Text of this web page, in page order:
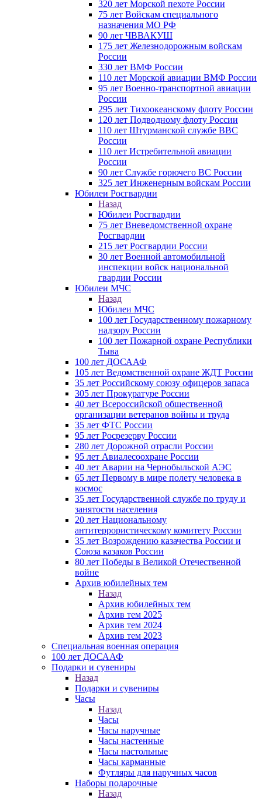
320 лет Морской пехоте России
75 лет Войскам специального
назначения МО РФ
90 лет ЧВВАКУШ
175 лет Железнодорожным войскам
России
330 лет ВМФ России
110 лет Морской авиации ВМФ России
95 лет Военно-транспортной авиации
России
295 лет Тихоокеанскому флоту России
120 лет Подводному флоту России
110 лет Штурманской службе ВВС
России
110 лет Истребительной авиации
России
90 лет Службе горючего ВС России
325 лет Инженерным войскам России
Юбилеи Росгвардии
Назад
Юбилеи Росгвардии
75 лет Вневедомственной охране
Росгвардии
215 лет Росгвардии России
30 лет Военной автомобильной
инспекции войск национальной
гвардии России
Юбилеи МЧС
Назад
Юбилеи МЧС
100 лет Государственному пожарному
надзору России
100 лет Пожарной охране Республики
Тыва
100 лет ДОСААФ
105 лет Ведомственной охране ЖДТ России
35 лет Российскому союзу офицеров запаса
305 лет Прокуратуре России
40 лет Всероссийской общественной
организации ветеранов войны и труда
35 лет ФТС России
95 лет Росрезерву России
280 лет Дорожной отрасли России
95 лет Авиалесоохране России
40 лет Аварии на Чернобыльской АЭС
65 лет Первому в мире полету человека в
космос
35 лет Государственной службе по труду и
занятости населения
20 лет Национальному
антитеррористическому комитету России
35 лет Возрождению казачества России и
Союза казаков России
80 лет Победы в Великой Отечественной
войне
Архив юбилейных тем
Назад
Архив юбилейных тем
Архив тем 2025
Архив тем 2024
Архив тем 2023
Специальная военная операция
100 лет ДОСААФ
Подарки и сувениры
Назад
Подарки и сувениры
Часы
Назад
Часы
Часы наручные
Часы настенные
Часы настольные
Часы карманные
Футляры для наручных часов
Наборы подарочные
Назад